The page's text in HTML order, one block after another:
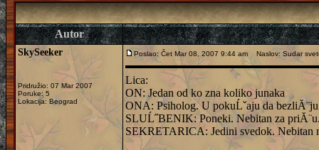
Autor
SkySeeker
Pridružio: 07 Mar 2007
Poruke: 5
Lokacija: Beograd
Poslao: Čet Mar 08, 2007 9:44 am Naslov: Sudar
Lica:
ON: Jedan od ko zna koliko junaka
ONA: Psiholog. U pokuĹˇaju da
SLUĹ˝BENIK: Poneki. Nebitan za
SEKRETARICA: Jedini svedok. Nebitan